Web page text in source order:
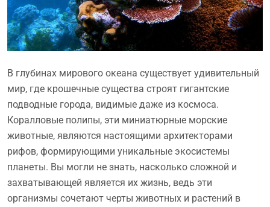
В глубинах мирового океана существует удивительный
мир, где крошечные существа строят гигантские
подводные города, видимые даже из космоса.
Коралловые полипы, эти миниатюрные морские
животные, являются настоящими архитекторами
рифов, формирующими уникальные экосистемы
планеты. Вы могли не знать, насколько сложной и
захватывающей является их жизнь, ведь эти
организмы сочетают черты животных и растений в